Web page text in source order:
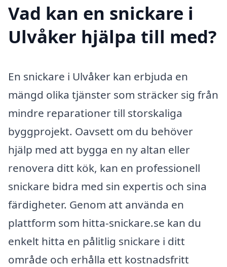
Vad kan en snickare i
Ulvåker hjälpa till med?
En snickare i Ulvåker kan erbjuda en
mängd olika tjänster som sträcker sig från
mindre reparationer till storskaliga
byggprojekt. Oavsett om du behöver
hjälp med att bygga en ny altan eller
renovera ditt kök, kan en professionell
snickare bidra med sin expertis och sina
färdigheter. Genom att använda en
plattform som hitta-snickare.se kan du
enkelt hitta en pålitlig snickare i ditt
område och erhålla ett kostnadsfritt